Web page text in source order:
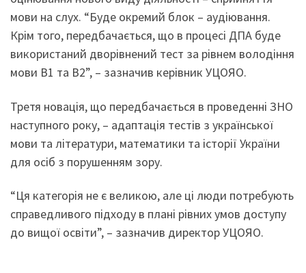
мови на слух. “Буде окремий блок – аудіювання.
Крім того, передбачається, що в процесі ДПА буде
використаний дворівнений тест за рівнем володіння
мови В1 та В2”, – зазначив керівник УЦОЯО.
Третя новація, що передбачається в проведенні ЗНО
наступного року, – адаптація тестів з української
мови та літератури, математики та історії України
для осіб з порушенням зору.
“Ця категорія не є великою, але ці люди потребують
справедливого підходу в плані рівних умов доступу
до вищої освіти”, – зазначив директор УЦОЯО.